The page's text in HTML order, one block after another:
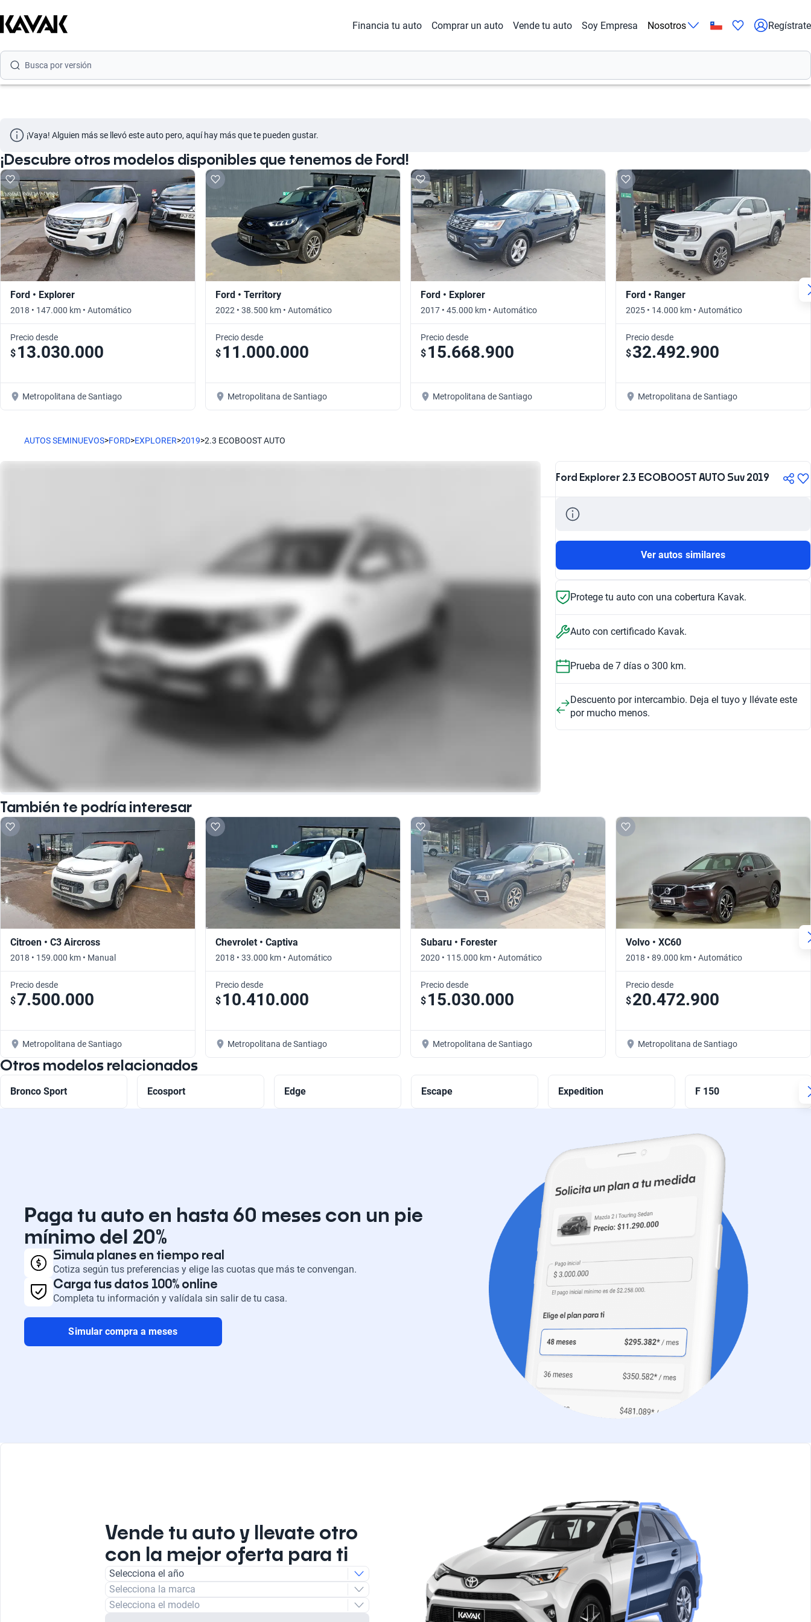
Financia tu auto Comprar un auto Vende tu auto Soy Empresa Nosotros Regístrate
Busca por versión
Busca por versión
Busca por año
¡Vaya! Alguien más se llevó este auto pero, aquí hay más que te pueden gustar.
¡Descubre otros modelos disponibles que tenemos de Ford!
Ford • Explorer
2018 • 147.000 km • Automático
Precio desde
$ 13.030.000
Metropolitana de Santiago
Ford • Territory
2022 • 38.500 km • Automático
Precio desde
$ 11.000.000
Metropolitana de Santiago
Ford • Explorer
2017 • 45.000 km • Automático
Precio desde
$ 15.668.900
Metropolitana de Santiago
Ford • Ranger
2025 • 14.000 km • Automático
Precio desde
$32.492.900
Metropolitana de Santiago
AUTOS SEMINUEVOS>FORD>EXPLORER>2019>2.3 ECOBOOST AUTO
Ford Explorer 2.3 ECOBOOST AUTO Suv 2019
Ver autos similares
Protege tu auto con una cobertura Kavak.
Auto con certificado Kavak.
Prueba de 7 días o 300 km.
Descuento por intercambio. Deja el tuyo y llévate este
por mucho menos.
También te podría interesar
Citroen • C3 Aircross
2018 • 159.000 km • Manual
Precio desde
$7.500.000
Metropolitana de Santiago
Chevrolet • Captiva
2018 • 33.000 km • Automático
Precio desde
$ 10.410.000
Metropolitana de Santiago
Subaru • Forester
2020 • 115.000 km • Automático
Precio desde
$ 15.030.000
Metropolitana de Santiago
Volvo • XC60
2018 • 89.000 km • Automático
Precio desde
$20.472.900
Metropolitana de Santiago
Otros modelos relacionados
Bronco Sport Ecosport Edge Escape Expedition F 150
Paga tu auto en hasta 60 meses con un pie
mínimo del 20%
Simula planes en tiempo real
Cotiza según tus preferencias y elige las cuotas que más te convengan.
Carga tus datos 100% online
Completa tu información y valídala sin salir de tu casa.
Simular compra a meses
Vende tu auto y llevate otro
con la mejor oferta para ti
Selecciona el año
Selecciona la marca
Selecciona el modelo